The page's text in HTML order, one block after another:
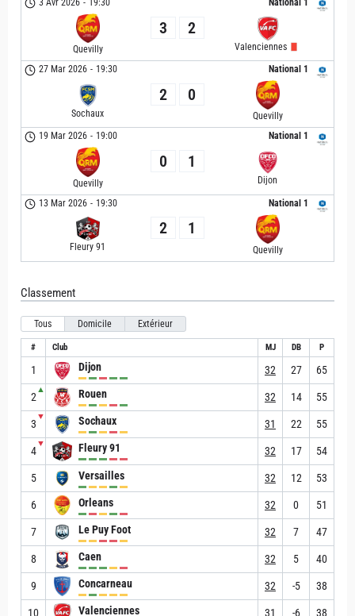
National 1
3 Avr 2026 - 19:30
Quevilly
3 2
Valenciennes
National 1
27 Mar 2026 - 19:30
Sochaux
2 0
Quevilly
National 1
19 Mar 2026 - 19:00
Quevilly
0 1
Dijon
National 1
13 Mar 2026 - 19:30
Fleury 91
2 1
Quevilly
Classement
Tous Domicile Extérieur
# Club MJ DB P
1 Dijon 32 27 65
2
▲ Rouen 32 14 55
3
▼ Sochaux 31 22 55
4
▼ Fleury 91 32 17 54
5 Versailles 32 12 53
6 Orleans 32 0 51
7 Le Puy Foot 32 7 47
8 Caen 32 5 40
9 Concarneau 32 -5 38
10 Valenciennes 31 -6 38